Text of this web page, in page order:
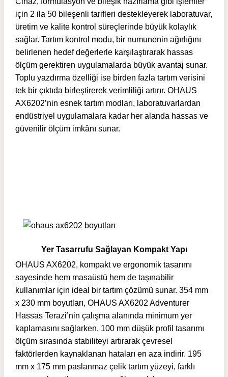
için 2 ila 50 bileşenli tarifleri destekleyerek laboratuvar,
üretim ve kalite kontrol süreçlerinde büyük kolaylık
sağlar. Tartım kontrol modu, bir numunenin ağırlığını
belirlenen hedef değerlerle karşılaştırarak hassas
ölçüm gerektiren uygulamalarda büyük avantaj sunar.
Toplu yazdırma özelliği ise birden fazla tartım verisini
tek bir çıktıda birleştirerek verimliliği artırır. OHAUS
AX6202’nin esnek tartım modları, laboratuvarlardan
endüstriyel uygulamalara kadar her alanda hassas ve
güvenilir ölçüm imkânı sunar.
Yer Tasarrufu Sağlayan Kompakt Yapı
OHAUS AX6202, kompakt ve ergonomik tasarımı
sayesinde hem masaüstü hem de taşınabilir
kullanımlar için ideal bir tartım çözümü sunar. 354 mm
x 230 mm boyutları, OHAUS AX6202 Adventurer
Hassas Terazi’nin çalışma alanında minimum yer
kaplamasını sağlarken, 100 mm düşük profil tasarımı
ölçüm sırasında stabiliteyi artırarak çevresel
faktörlerden kaynaklanan hataları en aza indirir. 195
mm x 175 mm paslanmaz çelik tartım yüzeyi, farklı